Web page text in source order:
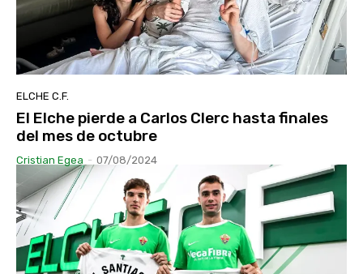
ELCHE C.F.
El Elche pierde a Carlos Clerc hasta finales
del mes de octubre
Cristian Egea - 07/08/2024